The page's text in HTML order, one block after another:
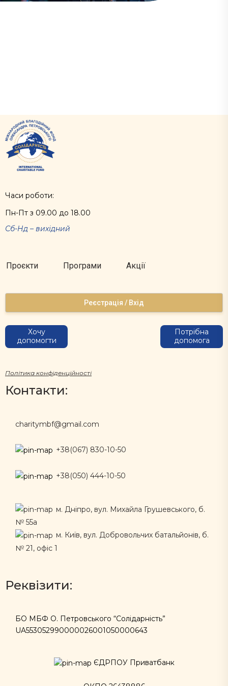
Часи роботи:
Пн-Пт з 09.00 до 18.00
Сб-Нд – вихідний
Проєкти Програми Акції
Реєстрація / Вхід
Хочу
допомогти
Потрібна
допомога
Політика конфіденційності
Контакти:
charitymbf@gmail.com
+38(067) 830-10-50
+38(050) 444-10-50
м. Дніпро, вул. Михайла Грушевського, б.
№ 55а
м. Київ, вул. Добровольчих батальйонів, б.
№ 21, офіс 1
Реквізити:
БО МБФ О. Петровського “Солідарність”
UA553052990000026001050000643
ЄДРПОУ Приватбанк